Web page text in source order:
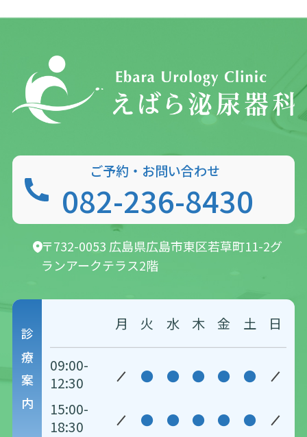
ご予約・お問い合わせ
082-236-8430
〒732-0053 広島県広島市東区若草町11-2グ
ランアークテラス2階
診療案内
月 火 水 木 金 土 日
09:00-
12:30
● ● ● ●
●
15:00-
18:30
● ● ● ● ●